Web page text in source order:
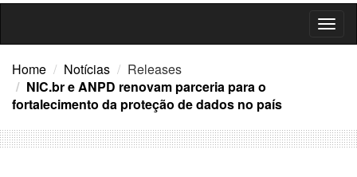
Home Notícias
Releases
NIC.br e ANPD renovam parceria para o
fortalecimento da proteção de dados no país